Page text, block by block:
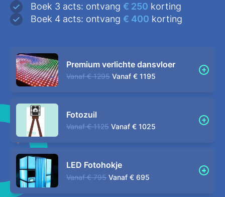
Boek 3 acts: ontvang € 250 korting
Boek 4 acts: ontvang € 400 korting
Premium verlichte dansvloer
Vanaf € 1295 Vanaf € 1195
Fotozuil
Vanaf € 1125 Vanaf € 1025
LED Fotohokje
Vanaf € 795 Vanaf € 695